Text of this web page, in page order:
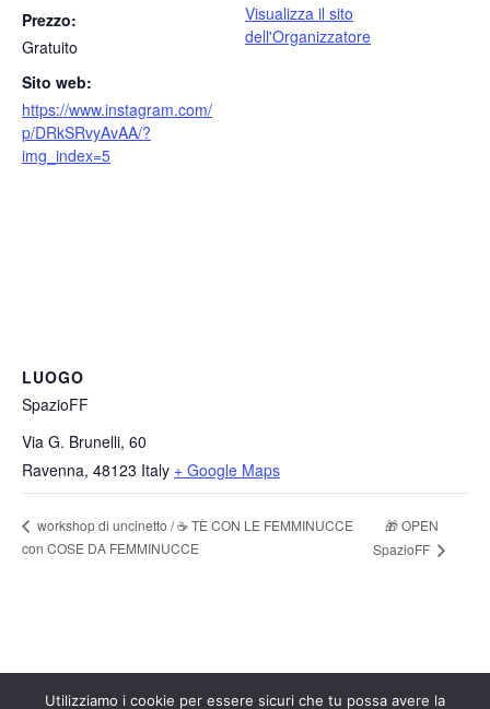
Prezzo:
Gratuito
Sito web:
https://www.instagram.com/
p/DRkSRvyAvAA/?
img_index=5
Visualizza il sito
dell'Organizzatore
LUOGO
SpazioFF
Via G. Brunelli, 60
Ravenna, 48123 Italy + Google Maps
workshop di uncinetto / ☕ TÈ CON LE FEMMINUCCE
con COSE DA FEMMINUCCE
🎁 OPEN
SpazioFF
Utilizziamo i cookie per essere sicuri che tu possa avere la